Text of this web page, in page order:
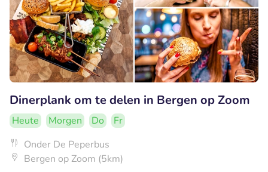
Dinerplank om te delen in Bergen op Zoom
Heute Morgen Do
Fr
Onder De Peperbus
Bergen op Zoom (5km)